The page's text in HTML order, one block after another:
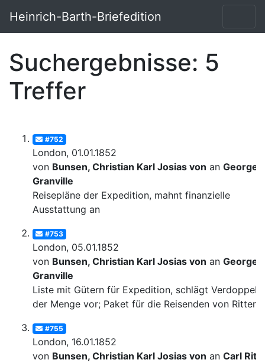
Heinrich-Barth-Briefedition
Suchergebnisse: 5
Treffer
#752
London, 01.01.1852
von Bunsen, Christian Karl Josias von an George
Granville
Reisepläne der Expedition, mahnt finanzielle
Ausstattung an
#753
London, 05.01.1852
von Bunsen, Christian Karl Josias von an George
Granville
Liste mit Gütern für Expedition, schlägt
der Menge vor; Paket für die Reisenden von Ritter
#755
London, 16.01.1852
von Bunsen, Christian Karl Josias von an Carl